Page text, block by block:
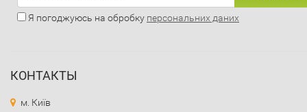
Я погоджуюсь на обробку персональних даних
КОНТАКТЫ
м. Київ